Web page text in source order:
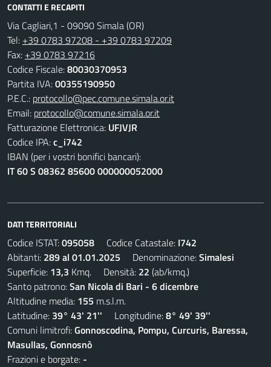
CONTATTI E RECAPITI
Via Cagliari,1 - 09090 Simala (OR)
Tel: +39 0783 97208 - +39 0783 97209
Fax: +39 0783 97216
Codice Fiscale:80030370953
Partita IVA:00355190950
P.E.C.: protocollo@pec.comune.simala.or.it
Email: protocollo@comune.simala.or.it
Fatturazione Elettronica: UFJVJR
Codice IPA:c_i742
IBAN (per i vostri bonifici bancari):
IT 60 S 08362 85600 000000052000
DATI TERRITORIALI
Codice ISTAT:095058 Codice Catastale: I742
Abitanti: 289 al 01.01.2025 Denominazione:Simalesi
Superficie: 13,3 Kmq. Densità: 22 (ab/kmq.)
Santo patrono:San Nicola di Bari - 6 dicembre
Altitudine media: 155 m.s.l.m.
Latitudine: 39° 43' 21'' Longitudine:8° 49' 39''
Comuni limitrofi:Gonnoscodina, Pompu, Curcuris, Baressa,
Masullas, Gonnosnò
Frazioni e borgate: -